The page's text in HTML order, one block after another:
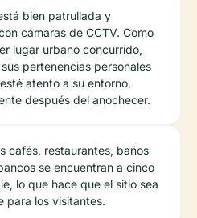
bien patrullada y
cámaras de CCTV. Como
lugar urbano concurrido,
pertenencias personales
atento a su entorno,
después del anochecer.
cafés, restaurantes, baños
se encuentran a cinco
lo que hace que el sitio sea
para los visitantes.